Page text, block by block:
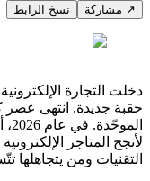
↗ مشاركة نسخ الرابط
دخلت التجارة
حقبة جديدة. انتهى عصر
لأنجح المتاجر
التقنيات ومن يتجاهلها